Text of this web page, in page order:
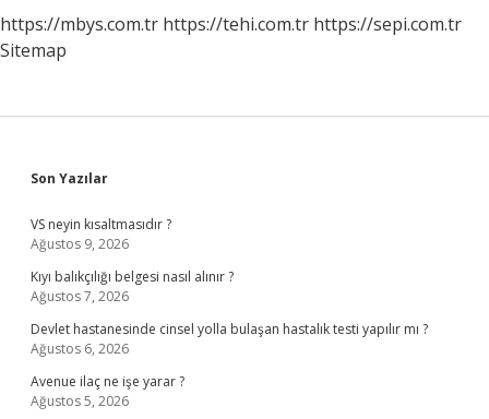
https://mbys.com.tr https://tehi.com.tr https://sepi.com.tr
Sitemap
Sidebar
Son Yazılar
VS neyin kısaltmasıdır ?
Ağustos 9, 2026
Kıyı balıkçılığı belgesi nasıl alınır ?
Ağustos 7, 2026
Devlet hastanesinde cinsel yolla bulaşan hastalık testi yapılır mı ?
Ağustos 6, 2026
Avenue ilaç ne işe yarar ?
Ağustos 5, 2026